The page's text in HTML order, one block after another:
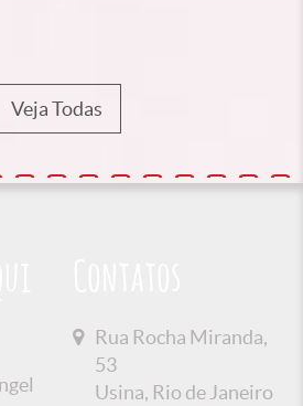
Veja Todas
Rua Rocha Miranda,
53
Usina, Rio de Janeiro